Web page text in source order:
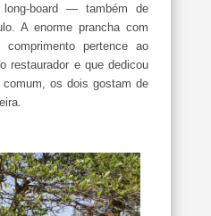
board — também de
A enorme prancha com
pertence ao
restaurador e que dedicou
os dois gostam de